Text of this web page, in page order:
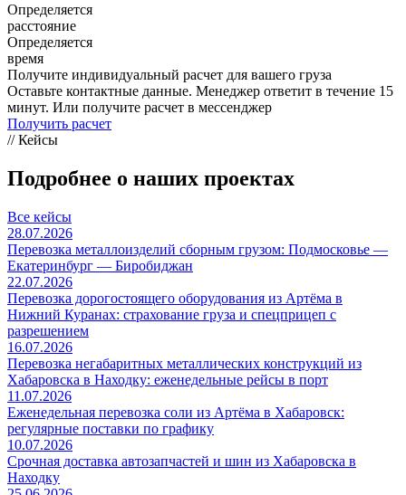
Определяется
расстояние
Определяется
время
Получите индивидуальный расчет для вашего груза
Оставьте контактные данные. Менеджер ответит в течение 15
минут. Или получите расчет в мессенджер
Получить расчет
// Кейсы
Подробнее о наших проектах
Все кейсы
28.07.2026
Перевозка металлоизделий сборным грузом: Подмосковье —
Екатеринбург — Биробиджан
22.07.2026
Перевозка дорогостоящего оборудования из Артёма в
Нижний Куранах: страхование груза и спецприцеп с
разрешением
16.07.2026
Перевозка негабаритных металлических конструкций из
Хабаровска в Находку: еженедельные рейсы в порт
11.07.2026
Еженедельная перевозка соли из Артёма в Хабаровск:
регулярные поставки по графику
10.07.2026
Срочная доставка автозапчастей и шин из Хабаровска в
Находку